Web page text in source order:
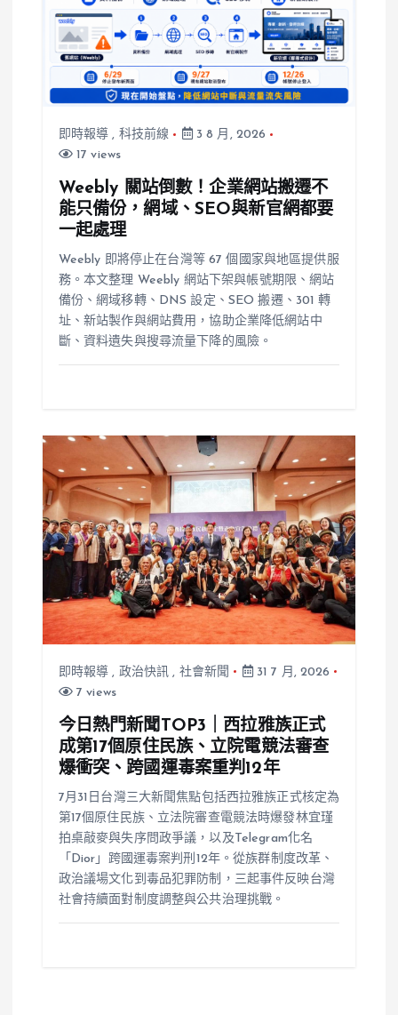
即時報導 , 科技前線
3 8 月, 2026
17 views
Weebly 關站倒數！企業網站搬遷不
能只備份，網域、SEO與新官網都要
一起處理
Weebly 即將停止在台灣等 67 個國家與地區提供服
務。本文整理 Weebly 網站下架與帳號期限、網站
備份、網域移轉、DNS 設定、SEO 搬遷、301 轉
址、新站製作與網站費用，協助企業降低網站中
斷、資料遺失與搜尋流量下降的風險。
即時報導 , 政治快訊 , 社會新聞
31 7 月, 2026
7 views
今日熱門新聞TOP3｜西拉雅族正式
成第17個原住民族、立院電競法審查
爆衝突、跨國運毒案重判12年
7月31日台灣三大新聞焦點包括西拉雅族正式核定為
第17個原住民族、立法院審查電競法時爆發林宜瑾
拍桌敲麥與失序問政爭議，以及Telegram化名
「Dior」跨國運毒案判刑12年。從族群制度改革、
政治議場文化到毒品犯罪防制，三起事件反映台灣
社會持續面對制度調整與公共治理挑戰。